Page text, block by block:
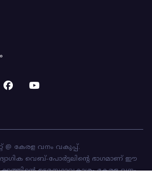
@ കേരള വനം വകുപ്പ്.
വെബ്-പോർട്ടലിന്റെ ഭാഗമാണ് ഈ
ഉടമസ്ഥാവകാശം കേരള വനം